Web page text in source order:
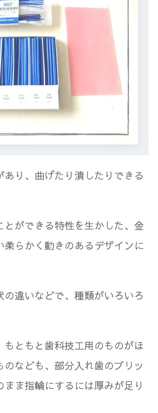
り、曲げたり潰したりできる
ができる特性を生かした、金
柔らかく動きのあるデザインに
の違いなどで、種類がいろいろ
ともと歯科技工用のものがほ
のなども、部分入れ歯のブリッ
ま指輪にするには厚みが足り